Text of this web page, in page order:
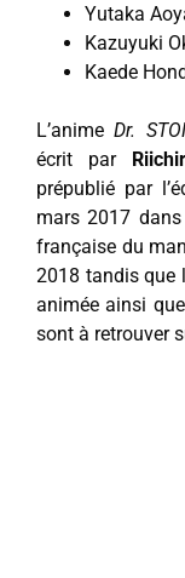
Yutaka
Kazuyuki
Kaede
L’animeDr.
écrit par
prépublié par
mars 2017
française du
2018 tandis que
animée ainsi
sont à retrouver